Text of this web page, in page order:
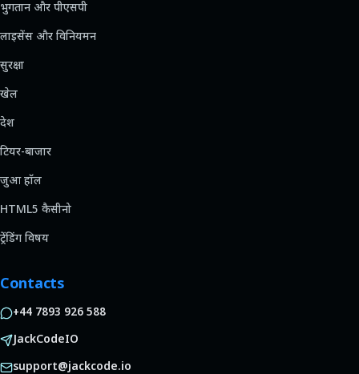
भुगतान और पीएसपी
लाइसेंस और विनियमन
सुरक्षा
खेल
देश
टियर-बाजार
जुआ हॉल
HTML5 कैसीनो
ट्रेंडिंग विषय
Contacts
+44 7893 926 588
JackCodeIO
support@jackcode.io